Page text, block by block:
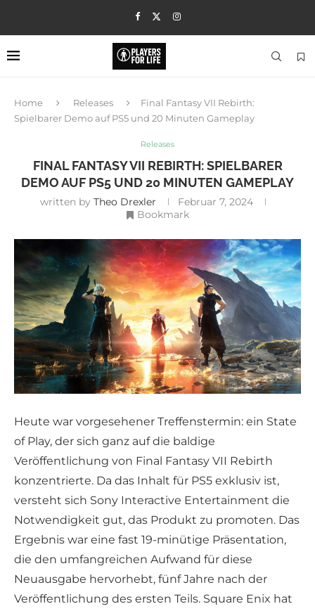
Home Releases
Final Fantasy VII Rebirth:
Spielbarer Demo auf PS5 und 20 Minuten Gameplay
Releases
FINAL FANTASY VII REBIRTH: SPIELBARER
DEMO AUF PS5 UND 20 MINUTEN GAMEPLAY
written by Theo Drexler
Februar 7, 2024
Bookmark
Heute war vorgesehener Treffenstermin: ein State
of Play, der sich ganz auf die baldige
Veröffentlichung von Final Fantasy VII Rebirth
konzentrierte. Da das Inhalt für PS5 exklusiv ist,
versteht sich Sony Interactive Entertainment die
Notwendigkeit gut, das Produkt zu promoten. Das
Ergebnis war eine fast 19-minütige Präsentation,
die den umfangreichen Aufwand für diese
Neuausgabe hervorhebt, fünf Jahre nach der
Veröffentlichung des ersten Teils. Square Enix hat